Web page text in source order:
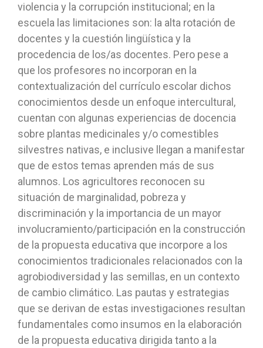
violencia y la corrupción institucional; en la
escuela las limitaciones son: la alta rotación de
docentes y la cuestión lingüística y la
procedencia de los/as docentes. Pero pese a
que los profesores no incorporan en la
contextualización del currículo escolar dichos
conocimientos desde un enfoque intercultural,
cuentan con algunas experiencias de docencia
sobre plantas medicinales y/o comestibles
silvestres nativas, e inclusive llegan a manifestar
que de estos temas aprenden más de sus
alumnos. Los agricultores reconocen su
situación de marginalidad, pobreza y
discriminación y la importancia de un mayor
involucramiento/participación en la construcción
de la propuesta educativa que incorpore a los
conocimientos tradicionales relacionados con la
agrobiodiversidad y las semillas, en un contexto
de cambio climático. Las pautas y estrategias
que se derivan de estas investigaciones resultan
fundamentales como insumos en la elaboración
de la propuesta educativa dirigida tanto a la